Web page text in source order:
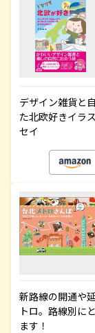
デザイン雑貨と
た北欧好きイラ
セイ
新路線の開通や
トロ。路線別に
ます！